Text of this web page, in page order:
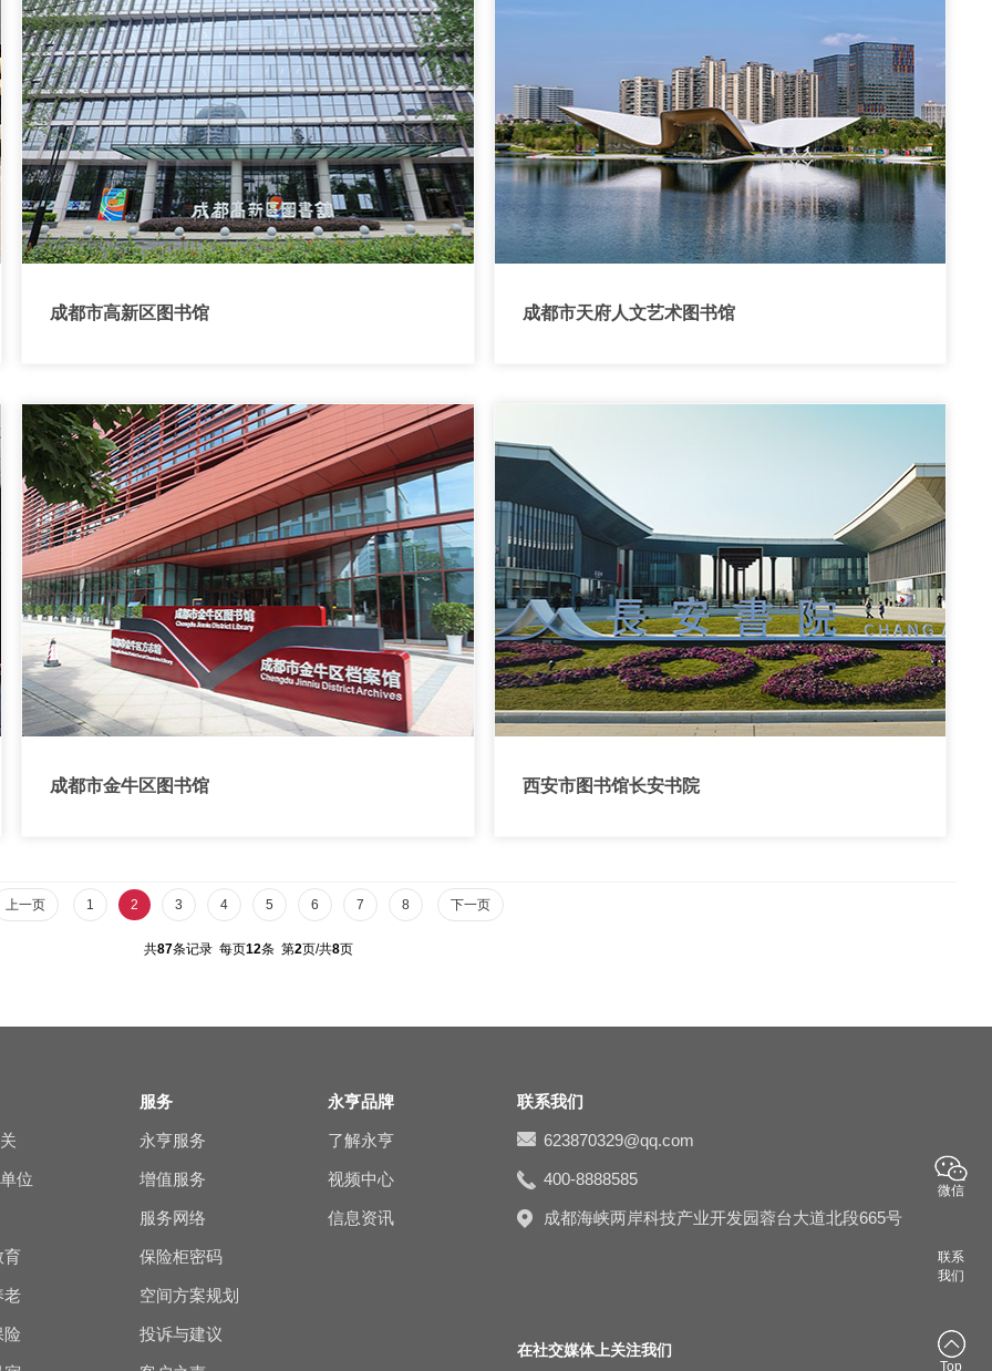
成都市高新区图书馆 成都市天府人文艺术图书馆
成都市金牛区图书馆 西安市图书馆长安书院
上一页 1 2 3 4 5 6 7 8 下一页
共87条记录 每页12条 第2页/共8页
位
育
老
险
服务
永亨服务
增值服务
服务网络
保险柜密码
空间方案规划
投诉与建议
永亨品牌
了解永亨
视频中心
信息资讯
联系我们
623870329@qq.com
400-8888585
成都海峡两岸科技产业开发园蓉台大道北段665号
在社交媒体上关注我们
微信
联系
我们
Top